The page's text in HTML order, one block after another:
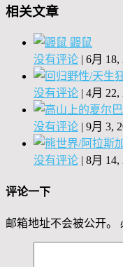
相关文章
鼹鼠
没有评论 | 6月 18,
没有评论 | 4月 22,
没有评论 | 9月 3,
没有评论 | 8月 14,
评论一下
邮箱地址不会被公开。